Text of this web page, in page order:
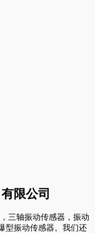
限公司
三轴振动传感器，振动
型振动传感器。我们还